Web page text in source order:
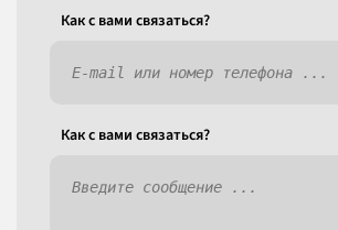
Как c вами связаться?
Как c вами связаться?